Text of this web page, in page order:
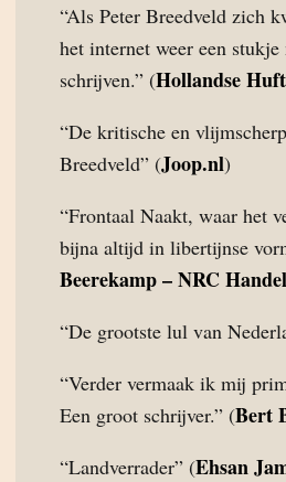
“Als Peter Breedveld zich
het internet weer een
schrijven.” (Hollandse
“De kritische en
Breedveld” (Joop.nl)
“Frontaal Naakt, waar het
bijna altijd in libertijnse
Beerekamp – NRC
“De grootste lul van
“Verder vermaak ik mij
Een groot schrijver.” (Bert
“Landverrader” (Ehsan